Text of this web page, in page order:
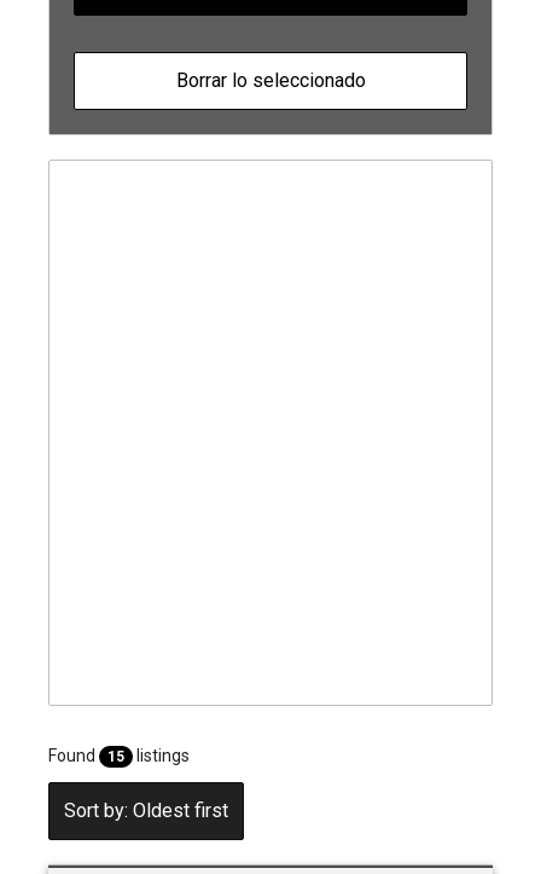
Found 15 listings
Sort by: Oldest first